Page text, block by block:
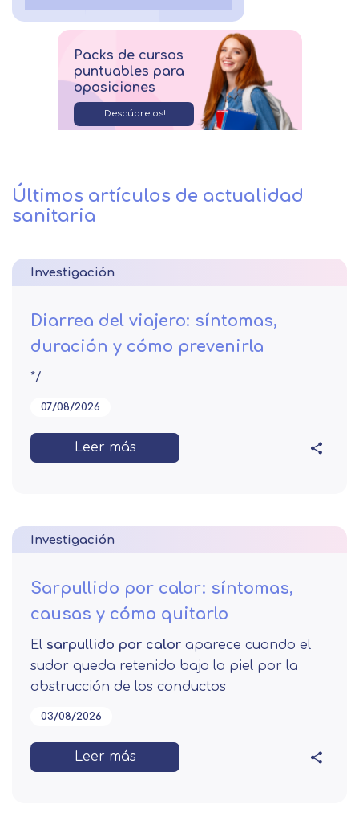
Packs de cursos
puntuables para
oposiciones
¡Descúbrelos!
Últimos artículos de actualidad
sanitaria
Investigación
Diarrea del viajero: síntomas,
duración y cómo prevenirla
*/
07/08/2026
Leer más
Investigación
Sarpullido por calor: síntomas,
causas y cómo quitarlo
El sarpullido por calor aparece cuando el
sudor queda retenido bajo la piel por la
obstrucción de los conductos
03/08/2026
Leer más